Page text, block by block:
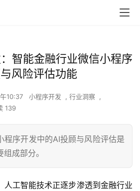
智能金融行业微信小程序
风险评估功能
10:37 小程序开发 , 行业洞察
,
139
程序开发中的AI投顾与风险评估是
成部分。
人工智能技术正逐步渗透到金融行业